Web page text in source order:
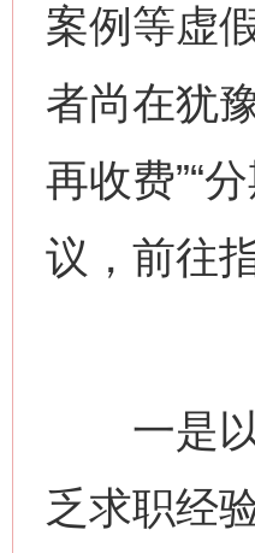
案例等虚
者尚在犹
再收费”“
议，前往
一是以
乏求职经